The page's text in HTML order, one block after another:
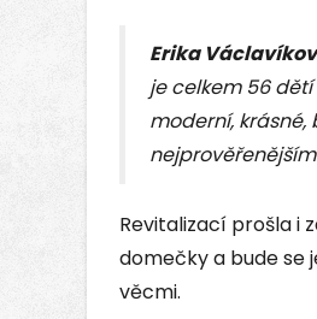
Erika
je celkem 56
moderní,
Revitalizací prošla i
domečky a bude se
věcmi.